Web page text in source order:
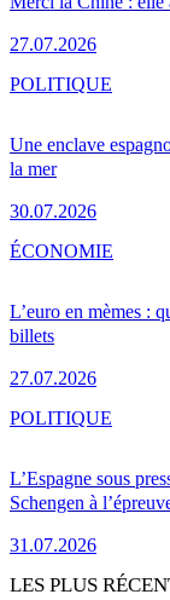
27.07.2026
Une enclave
la mer
30.07.2026
POLITIQUE
L’euro en mèmes :
billets
27.07.2026
ÉCONOMIE
L’Espagne sous
Schengen à
31.07.2026
POLITIQUE
LES PLUS